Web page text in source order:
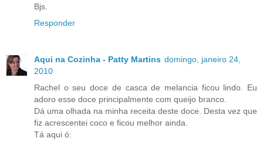
Bjs.
Responder
Aqui na Cozinha - Patty Martins domingo, janeiro 24,
2010
Rachel o seu doce de casca de melancia ficou lindo. Eu
adoro esse doce principalmente com queijo branco.
Dá uma olhada na minha receita deste doce. Desta vez que
fiz acrescentei coco e ficou melhor ainda.
Tá aqui ó: